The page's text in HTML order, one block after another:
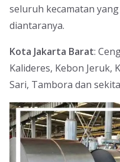
seluruh kecamatan
diantaranya.
Kota Jakarta Barat:
Kalideres, Kebon Jeruk,
Sari, Tambora dan